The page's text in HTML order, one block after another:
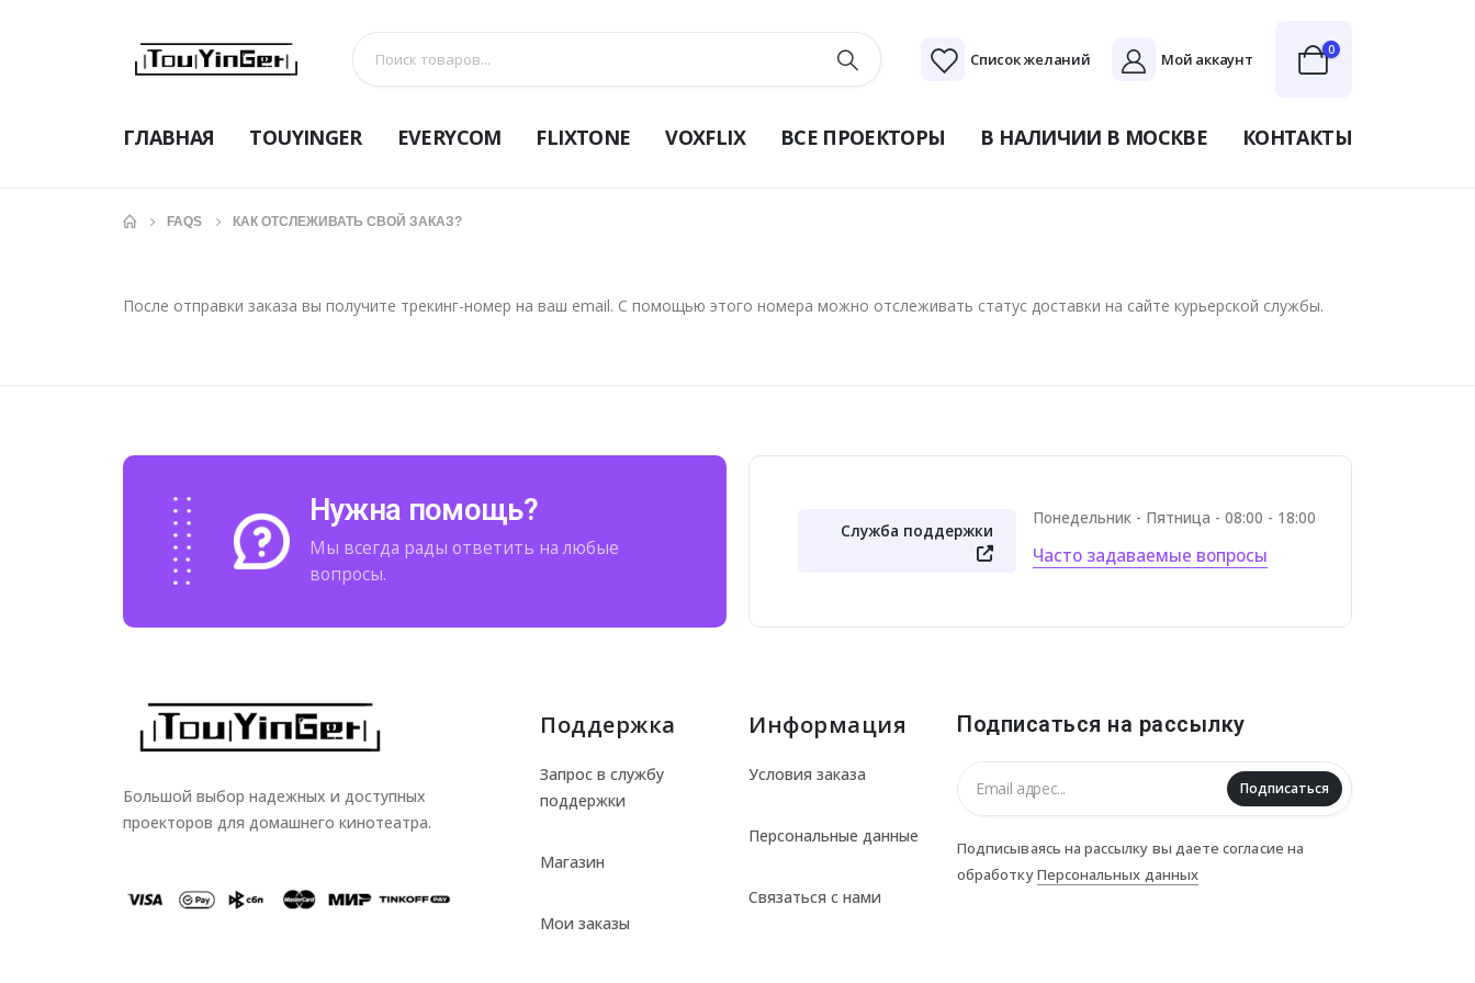
Список желаний Мой аккаунт 0
ГЛАВНАЯ TOUYINGER EVERYCOM FLIXTONE VOXFLIX ВСЕ ПРОЕКТОРЫ В НАЛИЧИИ В МОСКВЕ КОНТАКТЫ
FAQS КАК ОТСЛЕЖИВАТЬ СВОЙ ЗАКАЗ?
После отправки заказа вы получите трекинг-номер на ваш email. С помощью этого номера можно отслеживать статус доставки на сайте курьерской службы.
Нужна помощь?
Мы всегда рады ответить на любые
вопросы.
Служба поддержки
Понедельник - Пятница - 08:00 - 18:00
Часто задаваемые вопросы
Большой выбор надежных и доступных
проекторов для домашнего кинотеатра.
Поддержка
Запрос в службу
поддержки
Магазин
Мои заказы
Информация
Условия заказа
Персональные данные
Связаться с нами
Подписаться на рассылку
Подписаться
Подписываясь на рассылку вы даете согласие на
обработкуПерсональных данных